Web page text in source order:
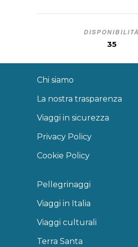
DISPONIBILITÀ
35
Chi siamo
La nostra trasparenza
Viaggi in sicurezza
Privacy Policy
Cookie Policy
Pellegrinaggi
Viaggi in Italia
Viaggi culturali
Terra Santa